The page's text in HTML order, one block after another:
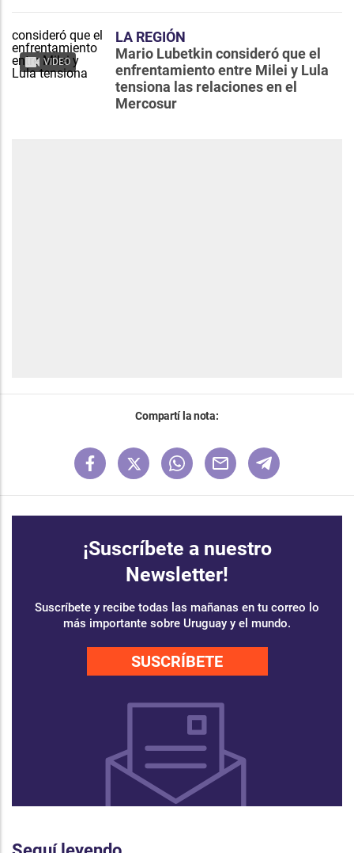
VIDEO
LA REGIÓN
Mario Lubetkin consideró que el
enfrentamiento entre Milei y Lula
tensiona las relaciones en el
Mercosur
Compartí la nota:
¡Suscríbete a nuestro
Newsletter!
Suscríbete y recibe todas las mañanas en tu correo lo
más importante sobre Uruguay y el mundo.
SUSCRÍBETE